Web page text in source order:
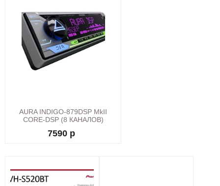
AURA INDIGO-879DSP MkII
CORE-DSP (8 КАНАЛОВ)
7590 р